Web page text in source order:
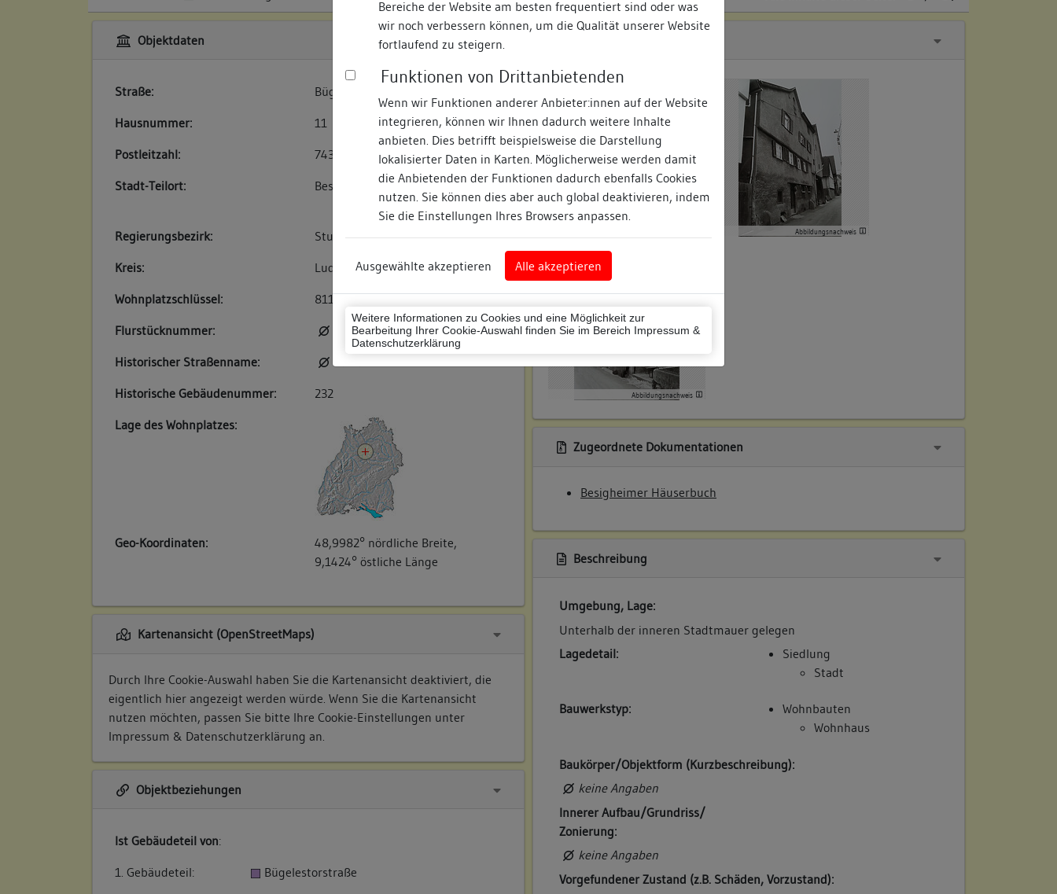
Bereiche der Website am besten frequentiert sind oder was
wir noch verbessern können, um die Qualität unserer Website
fortlaufend zu steigern.
Funktionen von Drittanbietenden
Wenn wir Funktionen anderer Anbieter:innen auf der Website
integrieren, können wir Ihnen dadurch weitere Inhalte
anbieten. Dies betrifft beispielsweise die Darstellung
lokalisierter Daten in Karten. Möglicherweise werden damit
die Anbietenden der Funktionen dadurch ebenfalls Cookies
nutzen. Sie können dies aber auch global deaktivieren, indem
Sie die Einstellungen Ihres Browsers anpassen.
Ausgewählte akzeptieren Alle akzeptieren
Weitere Informationen zu Cookies und eine Möglichkeit zur
Bearbeitung Ihrer Cookie-Auswahl finden Sie im Bereich Impressum &
Datenschutzerklärung
Objektdaten
Straße:
Bügelestorstraße
Hausnummer:
11
Postleitzahl:
74354
Stadt-Teilort:
Besigheim
Regierungsbezirk:
Stuttgart
Kreis:
Ludwigsburg (Landkreis)
Wohnplatzschlüssel:
8118007001
Flurstücknummer:
keine
Historischer Straßenname:
keiner
Historische Gebäudenummer:
232
Lage des Wohnplatzes:
Geo-Koordinaten:
48,9982° nördliche Breite,
9,1424° östliche Länge
Kartenansicht (OpenStreetMaps)
Durch Ihre Cookie-Auswahl haben Sie die Kartenansicht deaktiviert, die
eigentlich hier angezeigt werden würde. Wenn Sie die Kartenansicht
nutzen möchten, passen Sie bitte Ihre Cookie-Einstellungen unter
Impressum & Datenschutzerklärung an.
Objektbeziehungen
Ist Gebäudeteil von:
1. Gebäudeteil:
Bügelestorstraße
Abbildungsnachweis
Abbildungsnachweis
Zugeordnete Dokumentationen
Besigheimer Häuserbuch
Beschreibung
Umgebung, Lage:
Unterhalb der inneren Stadtmauer gelegen
Lagedetail:
Siedlung
Stadt
Bauwerkstyp:
Wohnbauten
Wohnhaus
Baukörper/Objektform (Kurzbeschreibung):
keine Angaben
Innerer Aufbau/Grundriss/
Zonierung:
keine Angaben
Vorgefundener Zustand (z.B. Schäden, Vorzustand):